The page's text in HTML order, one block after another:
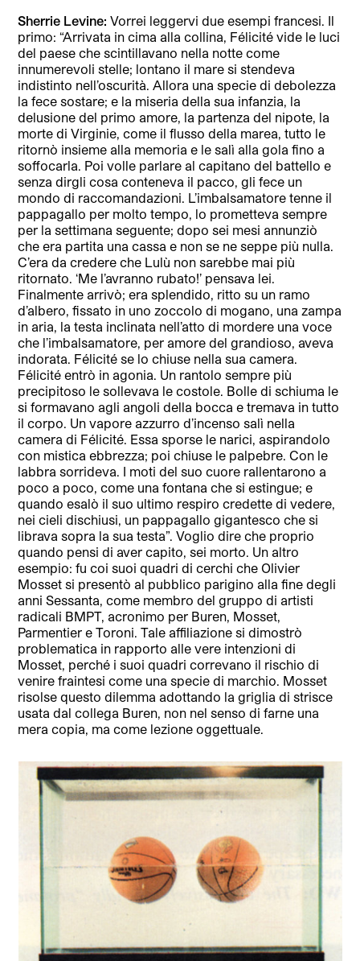
Sherrie Levine:Vorrei leggervi due esempi francesi. Il
primo: “Arrivata in cima alla collina, Félicité vide le luci
del paese che scintillavano nella notte come
innumerevoli stelle; lontano il mare si stendeva
indistinto nell’oscurità. Allora una specie di debolezza
la fece sostare; e la miseria della sua infanzia, la
delusione del primo amore, la partenza del nipote, la
morte di Virginie, come il flusso della marea, tutto le
ritornò insieme alla memoria e le salì alla gola fino a
soffocarla. Poi volle parlare al capitano del battello e
senza dirgli cosa conteneva il pacco, gli fece un
mondo di raccomandazioni. L’imbalsamatore tenne il
pappagallo per molto tempo, lo prometteva sempre
per la settimana seguente; dopo sei mesi annunziò
che era partita una cassa e non se ne seppe più nulla.
C’era da credere che Lulù non sarebbe mai più
ritornato. ‘Me l’avranno rubato!’ pensava lei.
Finalmente arrivò; era splendido, ritto su un ramo
d’albero, fissato in uno zoccolo di mogano, una zampa
in aria, la testa inclinata nell’atto di mordere una voce
che l’imbalsamatore, per amore del grandioso, aveva
indorata. Félicité se lo chiuse nella sua camera.
Félicité entrò in agonia. Un rantolo sempre più
precipitoso le sollevava le costole. Bolle di schiuma le
si formavano agli angoli della bocca e tremava in tutto
il corpo. Un vapore azzurro d’incenso salì nella
camera di Félicité. Essa sporse le narici, aspirandolo
con mistica ebbrezza; poi chiuse le palpebre. Con le
labbra sorrideva. I moti del suo cuore rallentarono a
poco a poco, come una fontana che si estingue; e
quando esalò il suo ultimo respiro credette di vedere,
nei cieli dischiusi, un pappagallo gigantesco che si
librava sopra la sua testa”. Voglio dire che proprio
quando pensi di aver capito, sei morto. Un altro
esempio: fu coi suoi quadri di cerchi che Olivier
Mosset si presentò al pubblico parigino alla fine degli
anni Sessanta, come membro del gruppo di artisti
radicali BMPT, acronimo per Buren, Mosset,
Parmentier e Toroni. Tale affiliazione si dimostrò
problematica in rapporto alle vere intenzioni di
Mosset, perché i suoi quadri correvano il rischio di
venire fraintesi come una specie di marchio. Mosset
risolse questo dilemma adottando la griglia di strisce
usata dal collega Buren, non nel senso di farne una
mera copia, ma come lezione oggettuale.